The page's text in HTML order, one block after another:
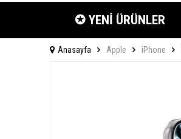
✪ YENİ ÜRÜNLER
Anasayfa Apple iPhone